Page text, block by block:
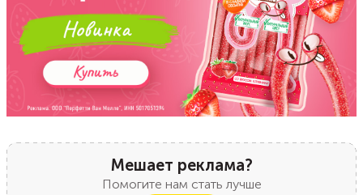
Мешает реклама?
Помогите нам стать лучше